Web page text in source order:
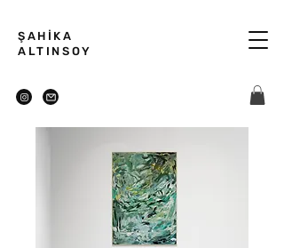
ŞAHİKA
ALTINSOY